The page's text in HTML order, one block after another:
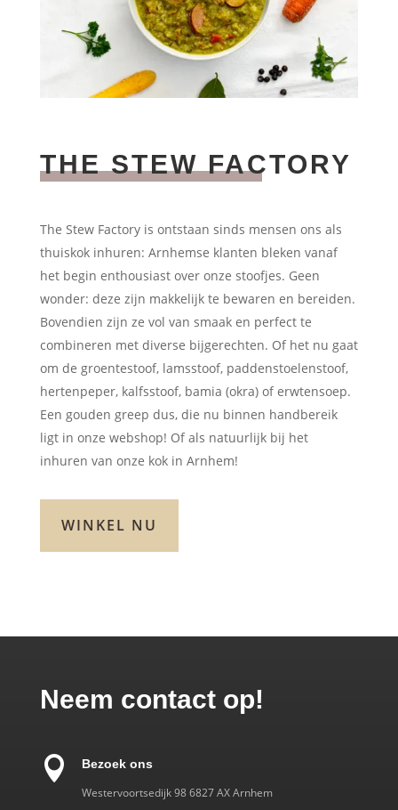
THE STEW FACTORY
The Stew Factory is ontstaan sinds mensen ons als
thuiskok inhuren: Arnhemse klanten bleken vanaf
het begin enthousiast over onze stoofjes. Geen
wonder: deze zijn makkelijk te bewaren en bereiden.
Bovendien zijn ze vol van smaak en perfect te
combineren met diverse bijgerechten. Of het nu gaat
om de groentestoof, lamsstoof, paddenstoelenstoof,
hertenpeper, kalfsstoof, bamia (okra) of erwtensoep.
Een gouden greep dus, die nu binnen handbereik
ligt in onze webshop! Of als natuurlijk bij het
inhuren van onze kok in Arnhem!
WINKEL NU
Neem contact op!
 Bezoek ons
Westervoortsedijk 98 6827 AX Arnhem